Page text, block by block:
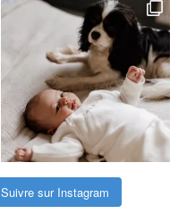
Suivre sur Instagram